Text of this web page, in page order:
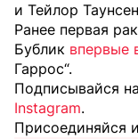
и Тейлор
Ранее первая
Бублик впервые
Гаррос“.
Подписывайся
Instagram.
Присоединяйся